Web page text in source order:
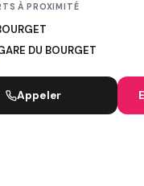
À PROXIMITÉ
DU BOURGET
Appeler